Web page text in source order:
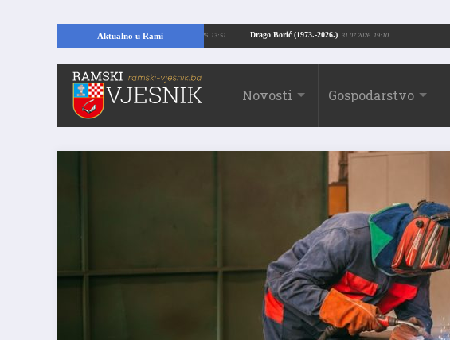
Aktualno u Rami Drago Borić (1973.-2026.) 31.07.2026. 19:10
temelje kuće, pronašao vrijedne arheološke ostatke 24.07.2026. 13:51
Novosti Gospodarstvo